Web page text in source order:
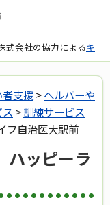
式会社の協力によるキ
支援>へルパーや
>訓練サービス
フ自治医大駅前
ッピーラ